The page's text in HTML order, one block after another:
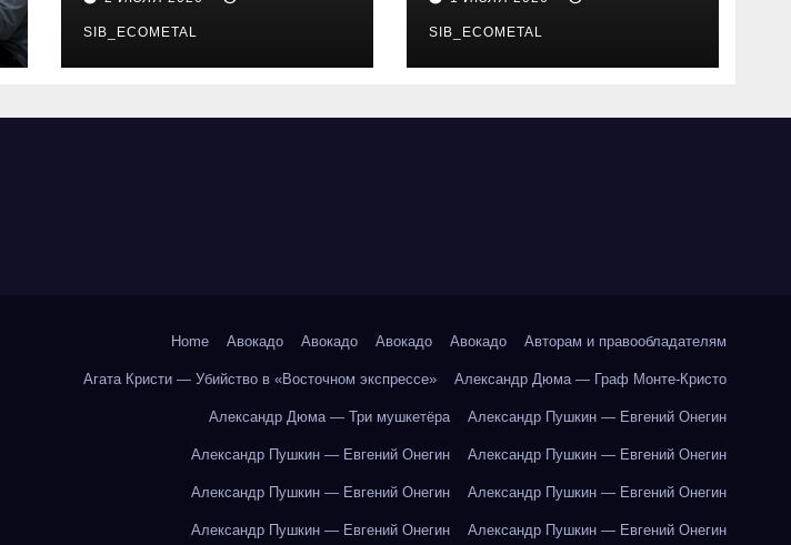
онлайн-курсы
SIB_ECOMETAL SIB_ECOMETAL
Home Авокадо Авокадо Авокадо Авокадо Авторам и правообладателям
Агата Кристи — Убийство в «Восточном экспрессе» Александр Дюма — Граф Монте-Кристо
Александр Дюма — Три мушкетёра Александр Пушкин — Евгений Онегин
Александр Пушкин — Евгений Онегин Александр Пушкин — Евгений Онегин
Александр Пушкин — Евгений Онегин Александр Пушкин — Евгений Онегин
Александр Пушкин — Евгений Онегин Александр Пушкин — Евгений Онегин